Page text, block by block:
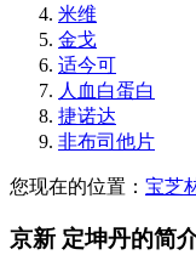
米维
金戈
适今可
人血白蛋白
捷诺达
非布司他片
您现在的位置： 宝芝
京新 定坤丹的简